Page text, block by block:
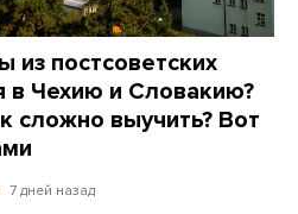
из постсоветских
в Чехию и Словакию?
сложно выучить? Вот
7 дней назад